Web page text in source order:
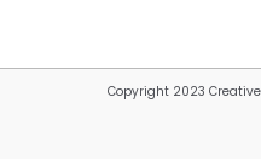
Copyright 2023